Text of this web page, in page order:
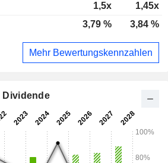
1,5x
1,45x
3,79 % 3,84 %
Mehr Bewertungskennzahlen
Dividende